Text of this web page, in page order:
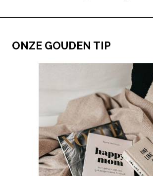
ONZE GOUDEN TIP